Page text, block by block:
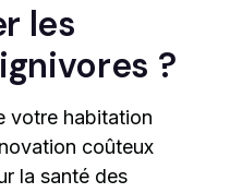
les
?
votre habitation
coûteux
la santé des